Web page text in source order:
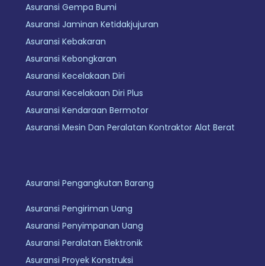
Asuransi Gempa Bumi
Asuransi Jaminan Ketidakjujuran
Asuransi Kebakaran
Asuransi Kebongkaran
Asuransi Kecelakaan Diri
Asuransi Kecelakaan Diri Plus
Asuransi Kendaraan Bermotor
Asuransi Mesin Dan Peralatan Kontraktor Alat Berat
Asuransi Pengangkutan Barang
Asuransi Pengiriman Uang
Asuransi Penyimpanan Uang
Asuransi Peralatan Elektronik
Asuransi Proyek Konstruksi